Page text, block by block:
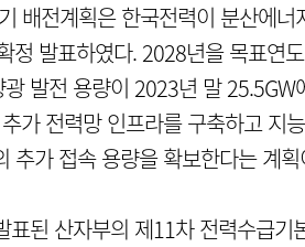
배전계획은 한국전력이 분산에
정 발표하였다. 2028년을 목표연
발전 용량이 2023년 말
가 전력망 인프라를 구축하고 지
추가 접속 용량을 확보한다는 계
표된 산자부의 제11차 전력수급